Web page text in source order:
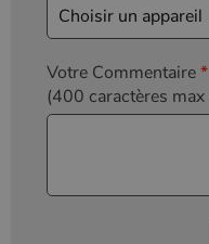
Votre Commentaire*
(400 caractères max